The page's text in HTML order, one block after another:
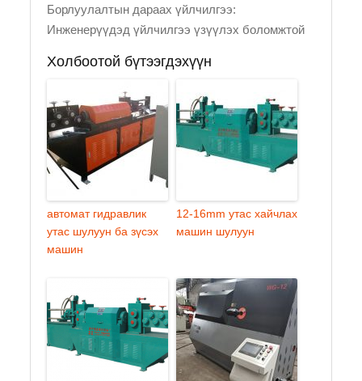
Борлуулалтын дараах үйлчилгээ:
Инженерүүдэд үйлчилгээ үзүүлэх боломжтой
Холбоотой бүтээгдэхүүн
автомат гидравлик
утас шулуун ба зүсэх
машин
12-16mm утас хайчлах
машин шулуун